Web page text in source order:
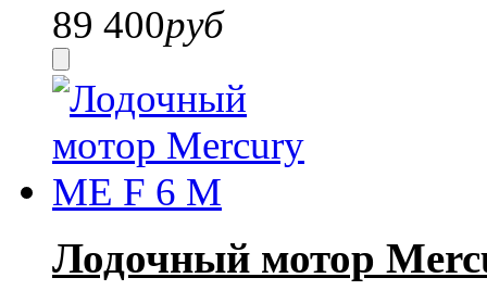
89 400руб
Лодочный мотор